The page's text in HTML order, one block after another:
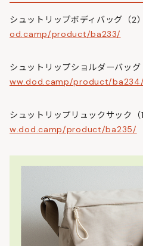
シュットリップボディバッグ（2
od.camp/product/ba233/
シュットリップショルダーバッ
ww.dod.camp/product/ba234/
シュットリップリュックサック
w.dod.camp/product/ba235/